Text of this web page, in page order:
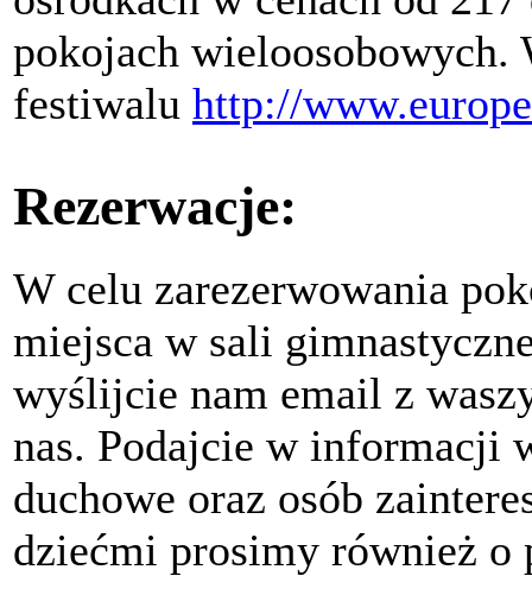
pokojach
festiwalu http://
Rezerwacje:
W celu zarezerwowania
miejsca w sali
wyślijcie nam email z
nas. Podajcie w informacji
duchowe oraz osób
dziećmi prosimy również o